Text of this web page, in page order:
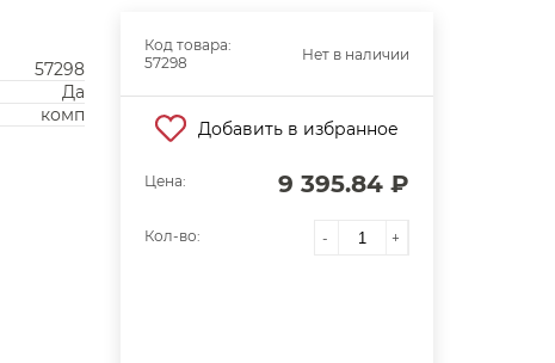
57298
Да
комп
Код товара:
57298
Нет в наличии
Добавить в избранное
Цена: 9 395.84 ₽
Кол-во: - +